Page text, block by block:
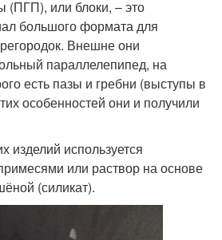
(ПГП), или блоки, – это
большого формата для
Внешне они
параллелепипед, на
есть пазы и гребни (выступы в
особенностей они и получили
изделий используется
или раствор на основе
(силикат).